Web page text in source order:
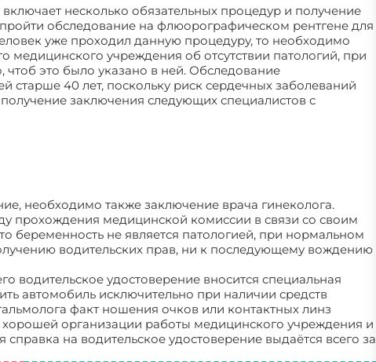
несколько обязательных процедур и получение
обследование на флюорографическом рентгене для
уже проходил данную процедуру, то необходимо
медицинского учреждения об отсутствии патологий, при
это было указано в ней. Обследование
40 лет, поскольку риск сердечных заболеваний
заключения следующих специалистов с
необходимо также заключение врача гинеколога.
медицинской комиссии в связи со своим
беременность не является патологией, при нормальном
водительских прав, ни к последующему вождению
водительское удостоверение вносится специальная
автомобиль исключительно при наличии средств
факт ношения очков или контактных линз
организации работы медицинского учреждения и
на водительское удостоверение выдаётся всего за